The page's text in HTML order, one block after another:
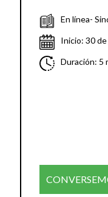
En línea-
Inicio: 30
Duración: 5